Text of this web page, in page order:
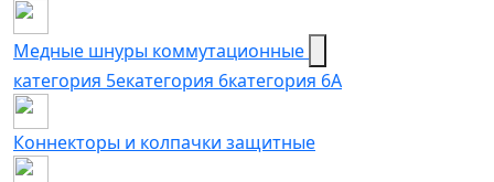
Медные шнуры коммутационные
категория 5eкатегория 6категория 6A
Коннекторы и колпачки защитные